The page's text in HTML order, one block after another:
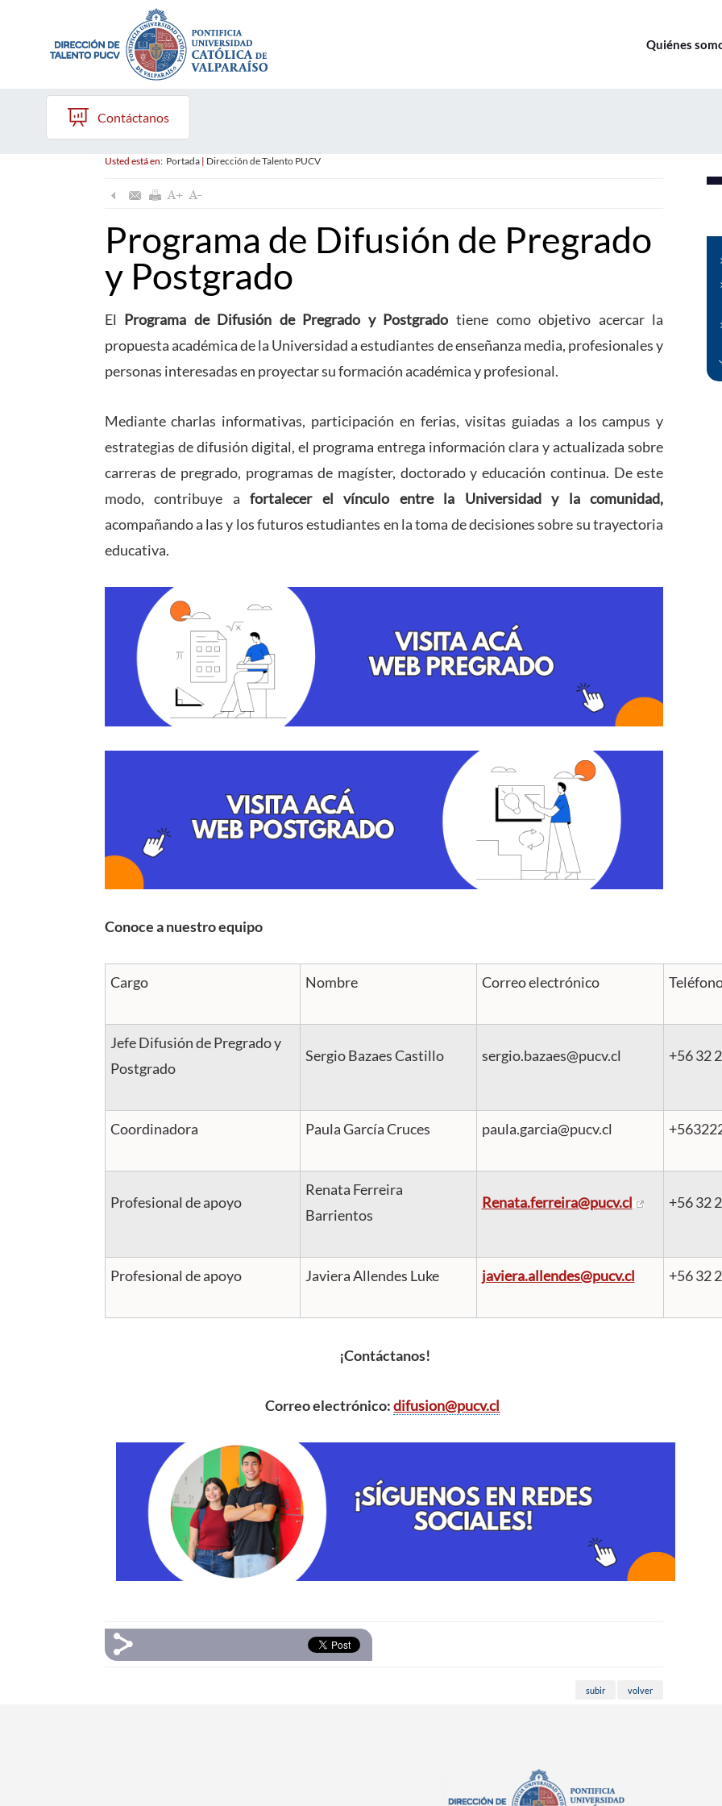
Quiénes
Contáctanos
Usted está en: Portada| Dirección de Talento PUCV
Programa de Difusión de Pregrado
y Postgrado
El Programa de Difusión de Pregrado y Postgrado tiene como objetivo acercar la
propuesta académica de la Universidad a estudiantes de enseñanza media, profesionales y
personas interesadas en proyectar su formación académica y profesional.
Mediante charlas informativas, participación en ferias, visitas guiadas a los campus y
estrategias de difusión digital, el programa entrega información clara y actualizada sobre
carreras de pregrado, programas de magíster, doctorado y educación continua. De este
modo, contribuye afortalecer el vínculo entre la Universidad y la comunidad,
acompañando a las y los futuros estudiantes en la toma de decisiones sobre su trayectoria
educativa.
Conoce a nuestro equipo
Cargo Nombre Correo electrónico
Jefe Difusión de Pregrado y
Postgrado
Sergio Bazaes Castillo sergio.bazaes@pucv.cl +5632
Coordinadora Paula García Cruces paula.garcia@pucv.cl
Profesional de apoyo
Renata Ferreira
Barrientos
Renata.ferreira@pucv.cl +5632
Profesional de apoyo Javiera Allendes Luke javiera.allendes@pucv.cl +5632
¡Contáctanos!
Correo electrónico:difusion@pucv.cl
subir volver